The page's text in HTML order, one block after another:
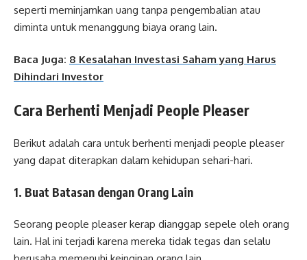
seperti meminjamkan uang tanpa pengembalian atau
diminta untuk menanggung biaya orang lain.
Baca Juga: 8 Kesalahan Investasi Saham yang Harus
Dihindari Investor
Cara Berhenti Menjadi People Pleaser
Berikut adalah cara untuk berhenti menjadi people pleaser
yang dapat diterapkan dalam kehidupan sehari-hari.
1. Buat Batasan dengan Orang Lain
Seorang people pleaser kerap dianggap sepele oleh orang
lain. Hal ini terjadi karena mereka tidak tegas dan selalu